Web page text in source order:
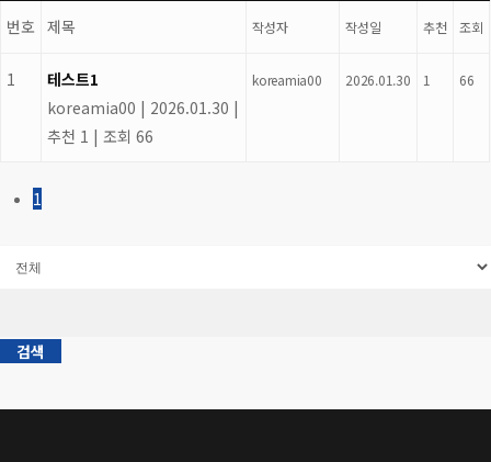
번호 제목 작성자 작성일 추천 조회
1
테스트1
koreamia00 | 2026.01.30 |
추천 1 | 조회 66
koreamia00 2026.01.30 1 66
1
검색